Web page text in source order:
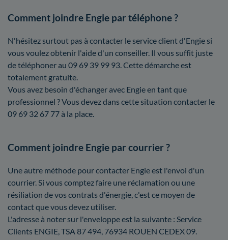
Comment joindre Engie par téléphone ?
N'hésitez surtout pas à contacter le service client d'Engie si
vous voulez obtenir l'aide d'un conseiller. Il vous suffit juste
de téléphoner au 09 69 39 99 93. Cette démarche est
totalement gratuite.
Vous avez besoin d'échanger avec Engie en tant que
professionnel ? Vous devez dans cette situation contacter le
09 69 32 67 77 à la place.
Comment joindre Engie par courrier ?
Une autre méthode pour contacter Engie est l'envoi d'un
courrier. Si vous comptez faire une réclamation ou une
résiliation de vos contrats d'énergie, c'est ce moyen de
contact que vous devez utiliser.
L'adresse à noter sur l'enveloppe est la suivante : Service
Clients ENGIE, TSA 87 494, 76934 ROUEN CEDEX 09.